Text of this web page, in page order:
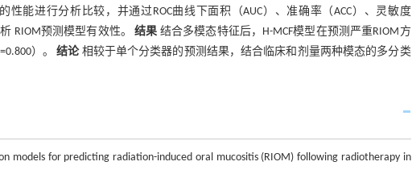
能进行分析比较，并通过ROC曲线下面积（AUC）、准确率（ACC）、灵敏度
析 RIOM预测模型有效性。结果 结合多模态特征后，H-MCF模型在预测严重RIOM方
）。结论相较于单个分类器的预测结果，结合临床和剂量两种模态的多分类
models for predicting radiation-induced oral mucositis (RIOM) following radiotherapy in